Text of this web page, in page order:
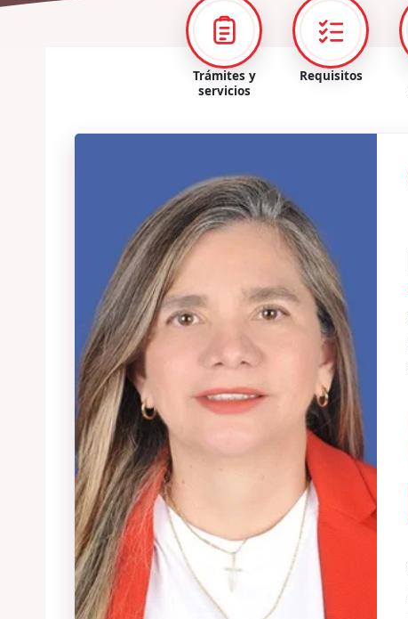
Trámites y
servicios
Requisitos